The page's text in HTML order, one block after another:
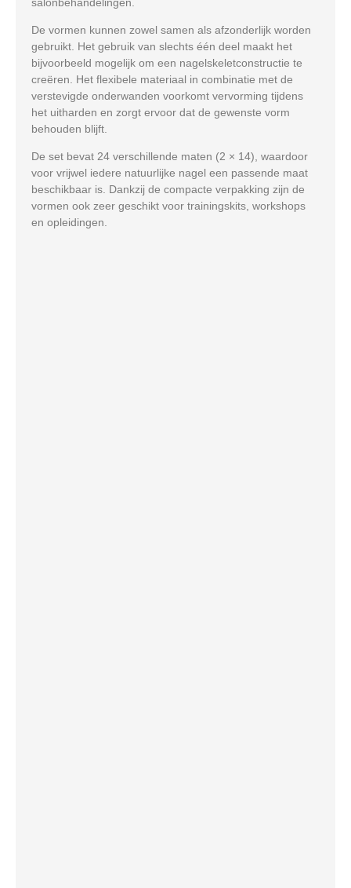
De vormen kunnen zowel samen als afzonderlijk worden
gebruikt. Het gebruik van slechts één deel maakt het
bijvoorbeeld mogelijk om een nagelskeletconstructie te
creëren. Het flexibele materiaal in combinatie met de
verstevigde onderwanden voorkomt vervorming tijdens
het uitharden en zorgt ervoor dat de gewenste vorm
behouden blijft.
De set bevat 24 verschillende maten (2 × 14), waardoor
voor vrijwel iedere natuurlijke nagel een passende maat
beschikbaar is. Dankzij de compacte verpakking zijn de
vormen ook zeer geschikt voor trainingskits, workshops
en opleidingen.